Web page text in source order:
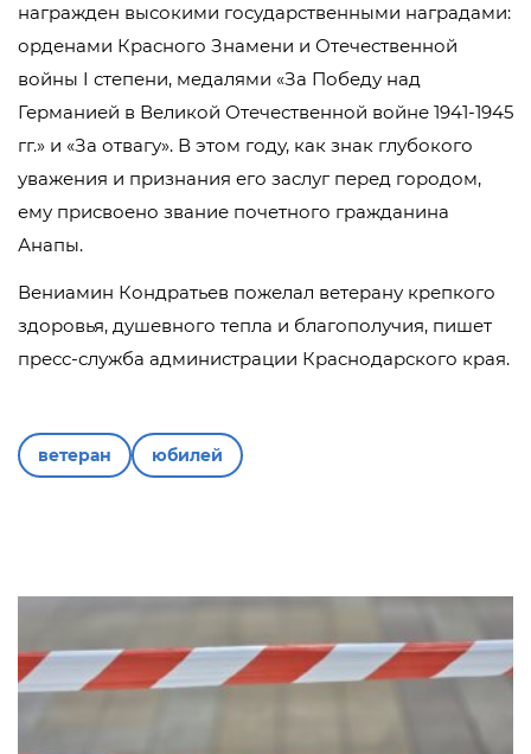
награжден высокими государственными наградами:
орденами Красного Знамени и Отечественной
войны I степени, медалями «За Победу над
Германией в Великой Отечественной войне 1941-1945
гг.» и «За отвагу». В этом году, как знак глубокого
уважения и признания его заслуг перед городом,
ему присвоено звание почетного гражданина
Анапы.
Вениамин Кондратьев пожелал ветерану крепкого
здоровья, душевного тепла и благополучия, пишет
пресс-служба администрации Краснодарского края.
ветеран юбилей